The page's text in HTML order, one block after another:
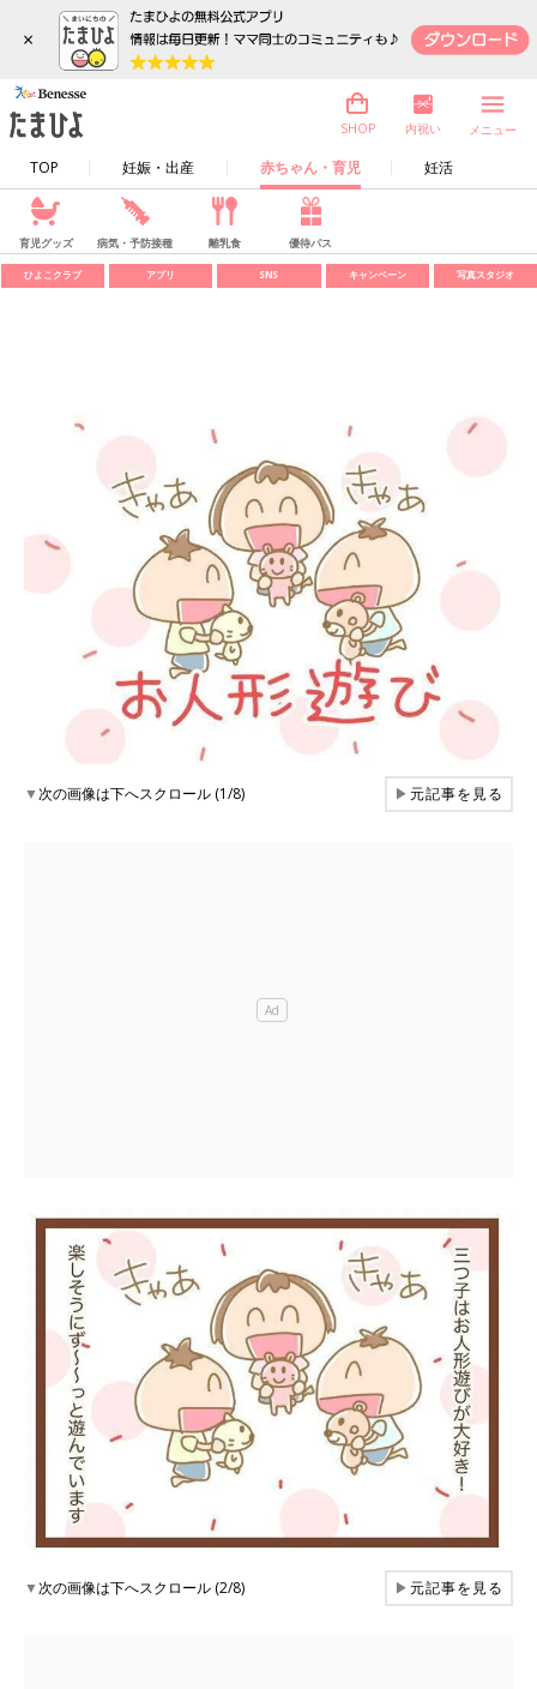
×
TOP 妊娠・出産 赤ちゃん・育児 妊活
SHOP 内祝い メニュー
育児グッズ 病気・予防接種 離乳食 優待パス
ひよこクラブ アプリ SNS キャンペーン 写真スタジオ
▼次の画像は下へスクロール (1/8) ▶元記事を見る
▼次の画像は下へスクロール (2/8) ▶元記事を見る